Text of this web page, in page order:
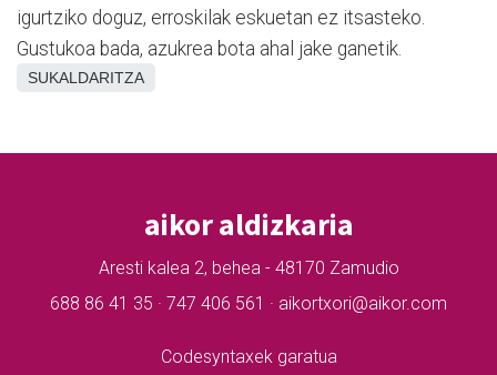
igurtziko doguz, erroskilak eskuetan ez itsasteko.
Gustukoa bada, azukrea bota ahal jake ganetik.
SUKALDARITZA
aikor aldizkaria
Aresti kalea 2, behea - 48170 Zamudio
688 86 41 35 · 747 406 561 · aikortxori@aikor.com
Codesyntaxek garatua